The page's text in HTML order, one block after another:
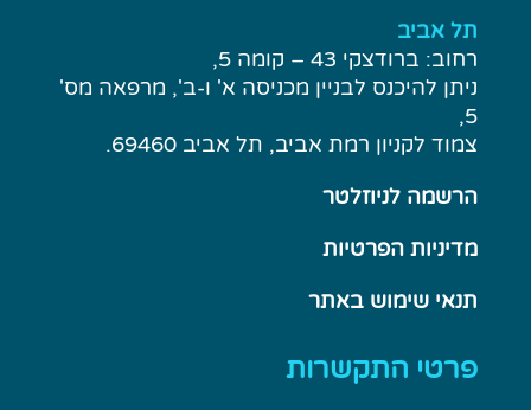
תל אביב
רחוב: ברודצקי 43 – קומה 5,
ניתן להיכנס לבניין מכניסה א' ו-ב', מרפאה מס'
5,
צמוד לקניון רמת אביב, תל אביב 69460.
הרשמה לניוזלטר
מדיניות הפרטיות
תנאי שימוש באתר
פרטי התקשרות